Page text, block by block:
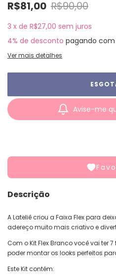
R$81,00 R$90,00
3 x de R$27,00 sem juros
4% de desconto pagando com
Ver mais detalhes
Avise-me
Descrição
A Lateliê criou a Faixa Flex para
adereço muito mais criativo e
Com o Kit Flex Branco você vai ter
poder montar os looks perfeitos
Este Kit contém: